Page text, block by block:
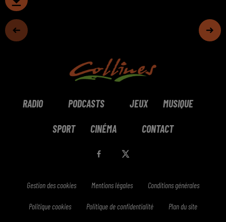
RADIO PODCASTS JEUX MUSIQUE
SPORT CINÉMA CONTACT
Gestion des cookies Mentions légales Conditions générales
Politique cookies Politique de confidentialité Plan du site